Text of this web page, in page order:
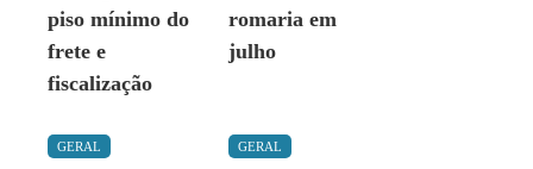
piso mínimo do
frete e
fiscalização
romaria em
julho
GERAL GERAL